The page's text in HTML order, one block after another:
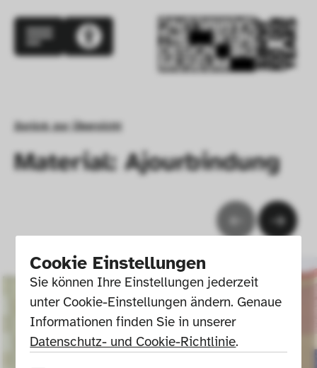
Cookie Einstellungen
Sie können Ihre Einstellungen jederzeit
unter Cookie-Einstellungen ändern. Genaue
Informationen finden Sie in unserer
Datenschutz- und Cookie-Richtlinie.
Zurück zur Übersicht
Material: Ajourbindung